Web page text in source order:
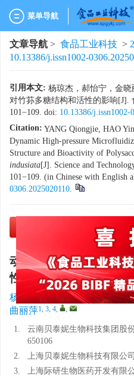
菜单导航
文章导航 > 食品工业科技 >
10.13386/j.issn1002-
引用本文: 杨琼杰，郝怡宁，金
对竹荪多糖结构和活性的影响[J].
101−109. doi: 10.13386/j.issn1002-
Citation: YANG Qiongjie, HAO
Dynamic High-pressure
Structure and Bioactivity of
indusiata[J]. Science and
101−109. (in Chinese with English
0306.2025020110.
PDF
动态高压微射流辅助提
性的影响
杨琼杰1, 2, 3, , 郝怡宁1, 3, 金
曲丽萍1, 3, 4, ,
1.
云南贝泰妮生物科技集团股
650106
2.
上海贝泰妮生物科技有限公
3.
上海际研生物医药开发有限